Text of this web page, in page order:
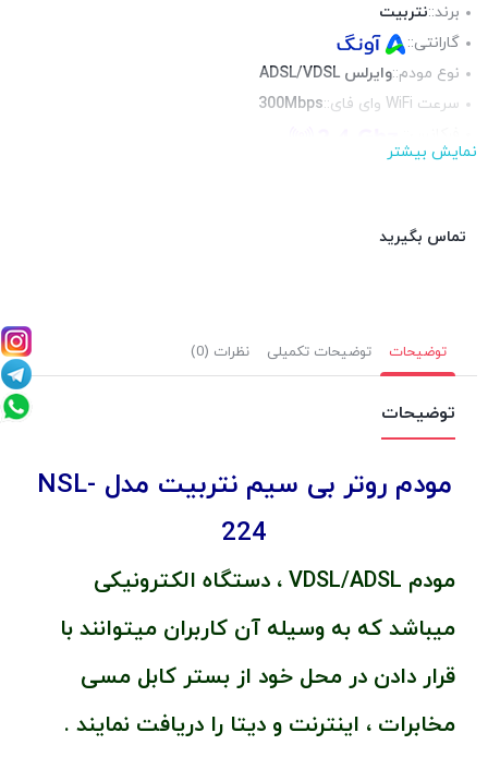
برند::نتربیت
گارانتی::
نوع مودم::وایرلس ADSL/VDSL
سرعت WiFi وای فای::
300Mbps
محیط قابل استفاده::
پورت USB ::
نمایش بیشتر
تماس بگیرید
توضیحات توضیحات تکمیلی نظرات (0)
توضیحات
مودم روتر بی سیم نتربیت مدل NSL-
224
مودم VDSL/ADSL ، دستگاه الکترونیکی
میباشد که به وسیله آن کاربران میتوانند با
قرار دادن در محل خود از بستر کابل مسی
مخابرات ، اینترنت و دیتا را دریافت نمایند .